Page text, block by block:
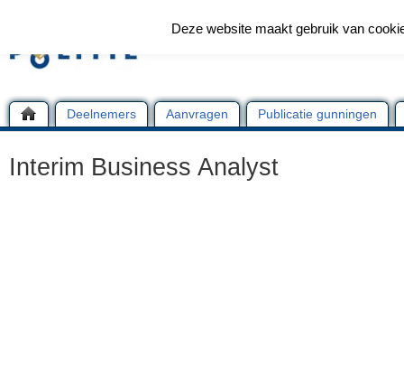
Deelnemers Aanvragen Publicatie gunningen
Interim Business Analyst
Deze website maakt gebruik van